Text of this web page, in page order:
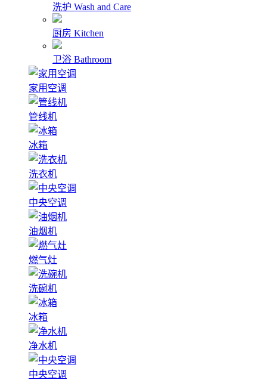
洗护 Wash and Care
厨房 Kitchen
卫浴 Bathroom
家用空调
管线机
冰箱
洗衣机
中央空调
油烟机
燃气灶
洗碗机
冰箱
净水机
中央空调